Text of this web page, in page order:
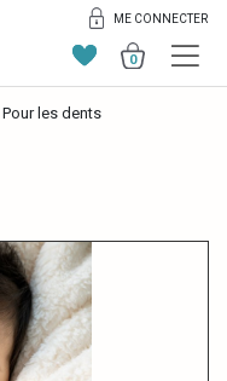
ME CONNECTER
0
Pour les dents